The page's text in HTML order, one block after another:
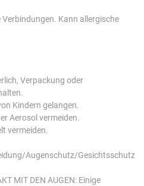
Kann allergische
Verpackung oder
Kindern gelangen.
Aerosol vermeiden.
vermeiden.
Augenschutz/Gesichtsschutz
MIT DEN AUGEN: Einige